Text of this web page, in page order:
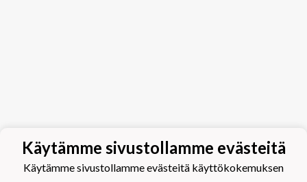
Käytämme sivustollamme evästeitä
Käytämme sivustollamme evästeitä käyttökokemuksen